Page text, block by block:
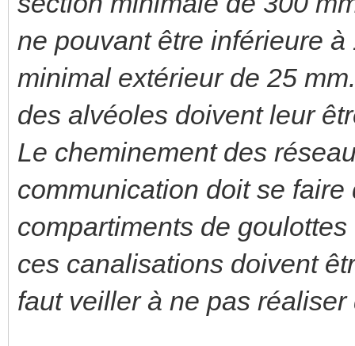
ne pouvant être inférieure
minimal extérieur de 25
des alvéoles doivent leur
Le cheminement des
communication doit se
compartiments de
ces canalisations doivent
faut veiller à ne pas